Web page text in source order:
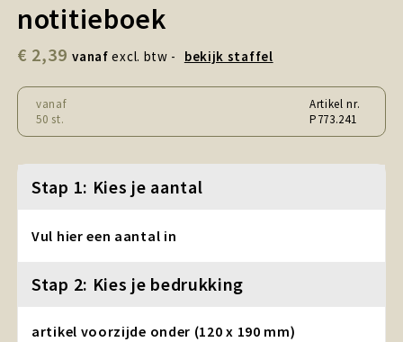
Snoepgoed en Koek
Sport, Spel en Speelgoed
Strand en Zomer
Technologie
Tassen
Textiel, Kleding en Caps
Wijngeschenken
notitieboek
€ 2,39 vanaf excl. btw - bekijk staffel
vanaf
50 st.
Artikel nr.
P773.241
Stap 1: Kies je aantal
Vul hier een aantal in
Stap 2: Kies je bedrukking
artikel voorzijde onder (120 x 190 mm)